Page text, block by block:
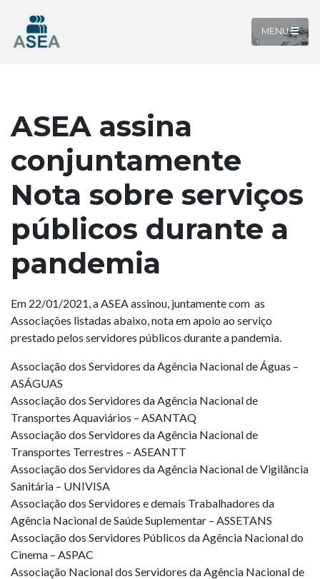
MENU
ASEA assina
conjuntamente
Nota sobre serviços
públicos durante a
pandemia
Em 22/01/2021, a ASEA assinou, juntamente com as
Associações listadas abaixo, nota em apoio ao serviço
prestado pelos servidores públicos durante a pandemia.
Associação dos Servidores da Agência Nacional de Águas –
ASÁGUAS
Associação dos Servidores da Agência Nacional de
Transportes Aquaviários – ASANTAQ
Associação dos Servidores da Agência Nacional de
Transportes Terrestres – ASEANTT
Associação dos Servidores da Agência Nacional de Vigilância
Sanitária – UNIVISA
Associação dos Servidores e demais Trabalhadores da
Agência Nacional de Saúde Suplementar – ASSETANS
Associação dos Servidores Públicos da Agência Nacional do
Cinema – ASPAC
Associação Nacional dos Servidores da Agência Nacional de